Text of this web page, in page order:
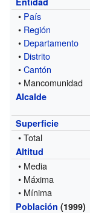
• País
• Región
• Departamento
• Distrito
•Cantón
• Mancomunidad
Alcalde
Superficie
• Total
Altitud
• Media
• Máxima
• Mínima
Población (1999)